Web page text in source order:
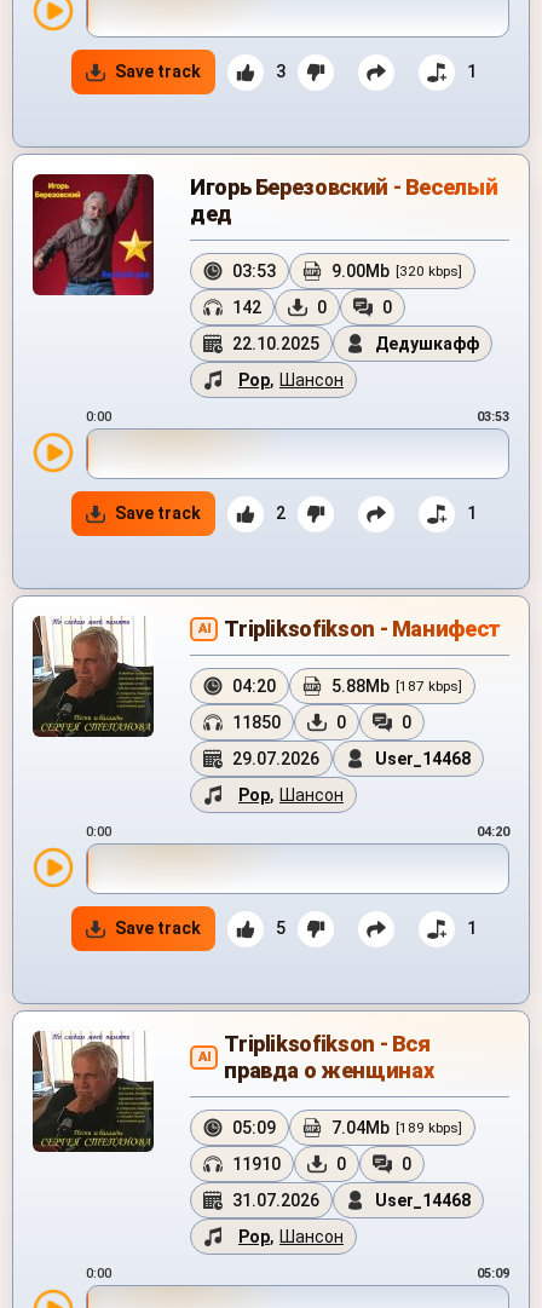
Save track 3 1
Игорь Березовский - Веселый
дед
03:53 9.00Mb [320 kbps]
142 0
0
22.10.2025
Дедушкафф
Pop, Шансон
0:00 03:53
Save track 2 1
AI Tripliksofikson - Манифест
04:20 5.88Mb [187 kbps]
11850 0
0
29.07.2026
User_14468
Pop, Шансон
0:00 04:20
Save track 5 1
AI
Tripliksofikson - Вся
правда о женщинах
05:09 7.04Mb [189 kbps]
11910 0
0
31.07.2026
User_14468
Pop, Шансон
0:00 05:09